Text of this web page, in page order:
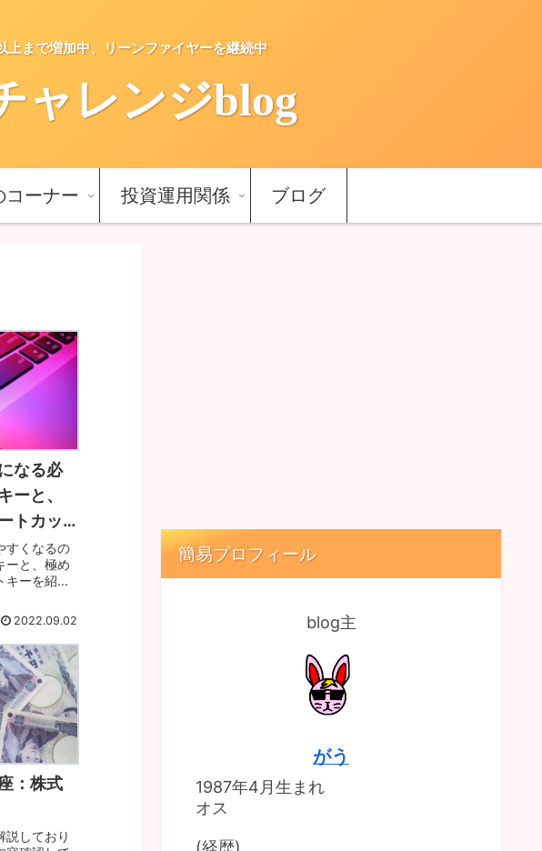
まで増加中、リーンファイヤーを継続中
ャレンジblog
コーナー 投資運用関係 ブログ
なる必
ーと、
トカッ
すくなるの
ーと、極め
キーを紹介
ば、楽にス
～。他にも
フックにな
2022.09.02
：株式
説しており
簡易プロフィール
blog主
がう
1987年4月生まれ
オス
(経歴)